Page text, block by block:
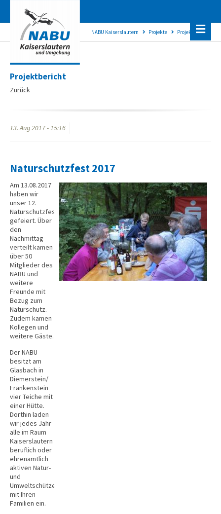
NABU Kaiserslautern Projekte Projektanzeige
Projektbericht
Zurück
13. Aug2017 -15:16
Naturschutzfest 2017
Am 13.08.2017
haben wir
unser 12.
Naturschutzfest
gefeiert. Über
den
Nachmittag
verteilt kamen
über 50
Mitglieder des
NABU und
weitere
Freunde mit
Bezug zum
Naturschutz.
Zudem kamen
Kollegen und
weitere Gäste.
Der NABU
besitzt am
Glasbach in
Diemerstein/
Frankenstein
vier Teiche mit
einer Hütte.
Dorthin laden
wir jedes Jahr
alle im Raum
Kaiserslautern
beruflich oder
ehrenamtlich
aktiven Natur-
und
Umweltschützer
mit Ihren
Familien ein.